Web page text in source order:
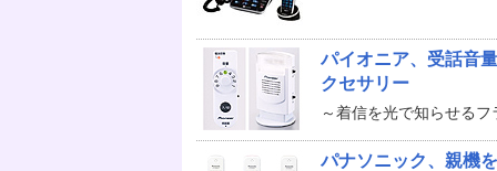
パイオニア、受話音
クセサリー
～着信を光で知らせる
パナソニック、親機